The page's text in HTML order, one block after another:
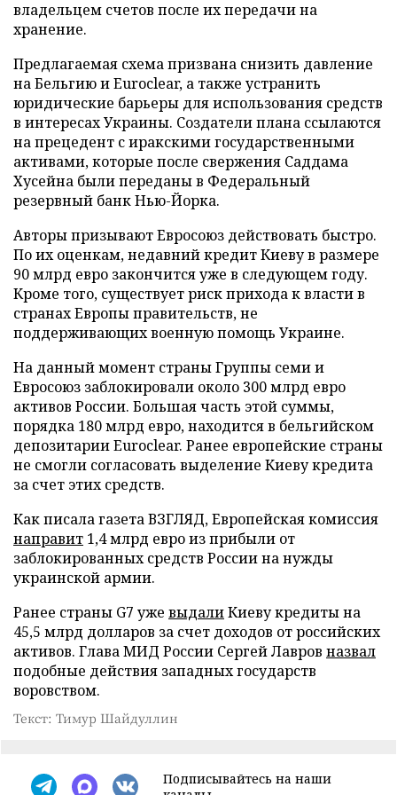
владельцем счетов после их передачи на
хранение.
Предлагаемая схема призвана снизить давление
на Бельгию и Euroclear, а также устранить
юридические барьеры для использования средств
в интересах Украины. Создатели плана ссылаются
на прецедент с иракскими государственными
активами, которые после свержения Саддама
Хусейна были переданы в Федеральный
резервный банк Нью-Йорка.
Авторы призывают Евросоюз действовать быстро.
По их оценкам, недавний кредит Киеву в размере
90 млрд евро закончится уже в следующем году.
Кроме того, существует риск прихода к власти в
странах Европы правительств, не
поддерживающих военную помощь Украине.
На данный момент страны Группы семи и
Евросоюз заблокировали около 300 млрд евро
активов России. Большая часть этой суммы,
порядка 180 млрд евро, находится в бельгийском
депозитарии Euroclear. Ранее европейские страны
не смогли согласовать выделение Киеву кредита
за счет этих средств.
Как писала газета ВЗГЛЯД, Европейская комиссия
направит 1,4 млрд евро из прибыли от
заблокированных средств России на нужды
украинской армии.
Ранее страны G7 уже выдалиКиеву кредиты на
45,5 млрд долларов за счет доходов от российских
активов. Глава МИД России Сергей Лавров назвал
подобные действия западных государств
воровством.
Текст: Тимур Шайдуллин
Подписывайтесь на наши